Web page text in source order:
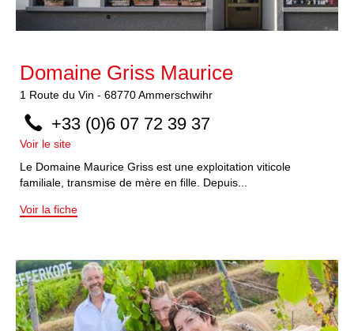
Domaine Griss Maurice
1 Route du Vin - 68770Ammerschwihr
+33 (0)6 07 72 39 37
Voir le site
Le Domaine Maurice Griss est une exploitation viticole
familiale, transmise de mère en fille. Depuis...
Voir la fiche